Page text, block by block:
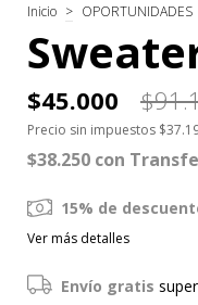
Inicio > OPORTUNIDADES
$45.000
Precio sin impuestos
$38.250 con
15% de
Ver más detalles
Envío gratis